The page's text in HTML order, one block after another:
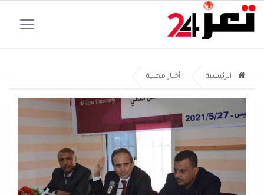
الرئيسية أخبار محلية